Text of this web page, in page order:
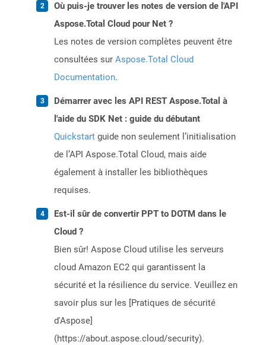
Où puis-je trouver les notes de version de l'API
Aspose.Total Cloud pour Net ?
Les notes de version complètes peuvent être
consultées sur Aspose.Total Cloud
Documentation.
Démarrer avec les API REST Aspose.Total à
l'aide du SDK Net : guide du débutant
Quickstart guide non seulement l’initialisation
de l’API Aspose.Total Cloud, mais aide
également à installer les bibliothèques
requises.
Est-il sûr de convertir PPT to DOTM dans le
Cloud ?
Bien sûr! Aspose Cloud utilise les serveurs
cloud Amazon EC2 qui garantissent la
sécurité et la résilience du service. Veuillez en
savoir plus sur les [Pratiques de sécurité
d'Aspose]
(https://about.aspose.cloud/security).